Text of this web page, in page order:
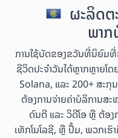
ຜະລິດ
ພາ
ການໃຊ້ບັດຂອງຂວັນທີ່ນິຍົມທີ່
ຊີວິດປະຈຳວັນໄດ້ຫຼາກຫຼາຍ
Solana, ແລະ 200+ ສະ
ຕ້ອງການຈ່າຍຄ່າບໍລິການສ
ດົນຕີ ແລະ ວິດີໂອ ຫຼື ຕ້ອງ
ເທັກໂນໂລຊີ, ຫຼື ປຶ້ມ, ພວກເຮົ